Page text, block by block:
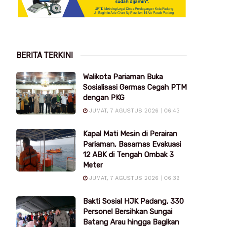
BERITA TERKINI
Walikota Pariaman Buka
Sosialisasi Germas Cegah PTM
dengan PKG
JUMAT, 7 AGUSTUS 2026 | 06:43
Kapal Mati Mesin di Perairan
Pariaman, Basarnas Evakuasi
12 ABK di Tengah Ombak 3
Meter
JUMAT, 7 AGUSTUS 2026 | 06:39
Bakti Sosial HJK Padang, 330
Personel Bersihkan Sungai
Batang Arau hingga Bagikan